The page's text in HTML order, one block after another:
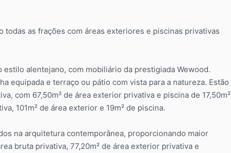
as frações com áreas exteriores e piscinas privativas
alentejano, com mobiliário da prestigiada Wewood.
equipada e terraço ou pátio com vista para a natureza. Estão
com 67,50m² de área exterior privativa e piscina de 17,50m²
101m² de área exterior e 19m² de piscina.
na arquitetura contemporânea, proporcionando maior
bruta privativa, 77,20m² de área exterior privativa e